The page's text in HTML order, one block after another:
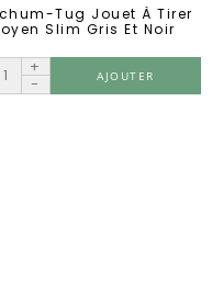
Tug Jouet À Tirer
Slim Gris Et Noir
+
-
AJOUTER